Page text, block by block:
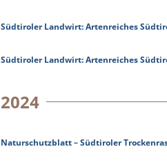
Südtiroler Landwirt: Artenreiches
Südtiroler Landwirt: Artenreiches
2024
Naturschutzblatt – Südtiroler